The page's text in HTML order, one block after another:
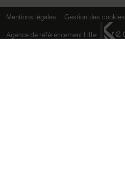
Mentions légales Gestion des cookies
Agence de référencement Lille